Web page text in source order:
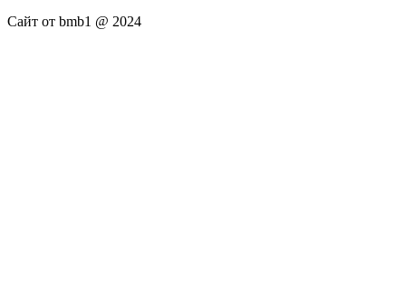
Сайт от bmb1 @ 2024